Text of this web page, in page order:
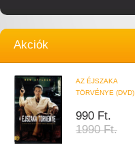
Akciók
AZ ÉJSZAKA
TÖRVÉNYE (DVD)
990 Ft.
1990 Ft.